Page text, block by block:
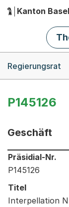
Hauptnavigation
Kanton
Regierungsrat
P145126
Geschäft
Informationen
Präsidial-Nr.
P145126
Titel
Interpellation